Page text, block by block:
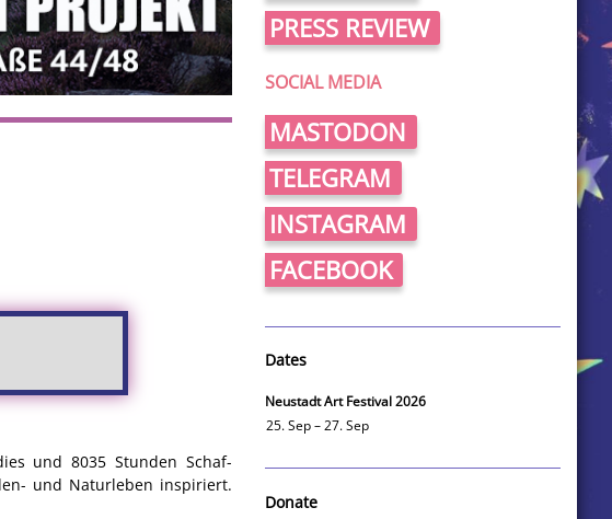
und 8035 Stunden Schaf-
und Naturleben inspiriert.
PRESS REVIEW
SOCIAL MEDIA
MASTODON
TELEGRAM
INSTAGRAM
FACEBOOK
Dates
Neustadt Art Festival 2026
25. Sep – 27. Sep
Donate